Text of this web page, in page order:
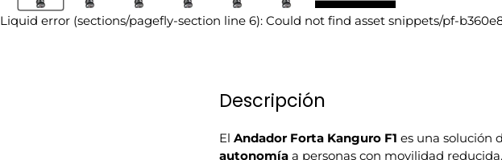
Liquid error (sections/pagefly-section line 6): Could not find asset snippets/pf-
Descripción
El Andador Forta Kanguro F1 es una solución
autonomía a personas con movilidad